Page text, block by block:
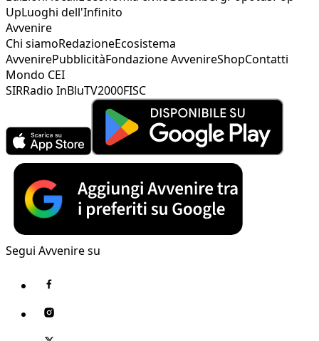
UpLuoghi dell'Infinito
Avvenire
Chi siamoRedazioneEcosistema
AvvenirePubblicitàFondazione AvvenireShopContatti
Mondo CEI
SIRRadio InBluTV2000FISC
Segui Avvenire su